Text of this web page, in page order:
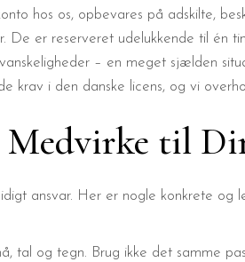
hos os, opbevares på adskilte,
er reserveret udelukkende til én
– en meget sjælden
i den danske licens, og vi
til
ansvar. Her er nogle konkrete og
tal og tegn. Brug ikke det samme